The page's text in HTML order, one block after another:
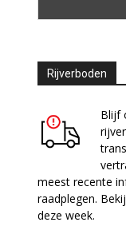
Rijverboden
Blijf
meest recente
raadplegen.
deze week.